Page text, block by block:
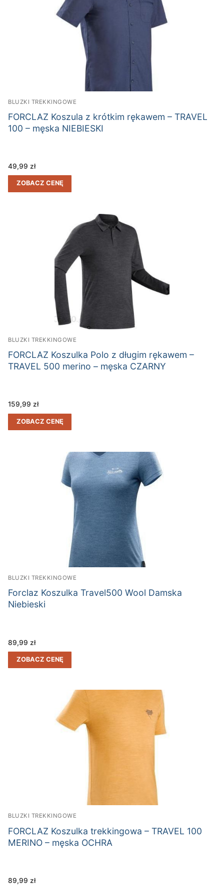
BLUZKI TREKKINGOWE
FORCLAZ Koszula z krótkim rękawem – TRAVEL
100 – męska NIEBIESKI
49,99 zł
ZOBACZ CENĘ
BLUZKI TREKKINGOWE
FORCLAZ Koszulka Polo z długim rękawem –
TRAVEL 500 merino – męska CZARNY
159,99 zł
ZOBACZ CENĘ
BLUZKI TREKKINGOWE
Forclaz Koszulka Travel500 Wool Damska
Niebieski
89,99 zł
ZOBACZ CENĘ
BLUZKI TREKKINGOWE
FORCLAZ Koszulka trekkingowa – TRAVEL 100
MERINO – męska OCHRA
89,99 zł